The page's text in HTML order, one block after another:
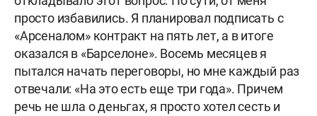
просто избавились. Я планировал подписать с
«Арсеналом» контракт на пять лет, а в итоге
оказался в «Барселоне». Восемь месяцев я
пытался начать переговоры, но мне каждый раз
отвечали: «На это есть еще три года». Причем
речь не шла о деньгах, я просто хотел сесть и